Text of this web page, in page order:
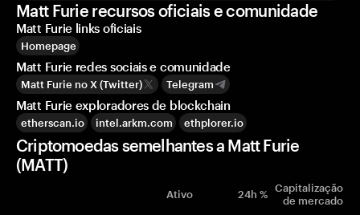
Matt Furie recursos oficiais e comunidade
Matt Furie links oficiais
Homepage
Matt Furie redes sociais e comunidade
Matt Furie no X (Twitter) Telegram
Matt Furie exploradores de blockchain
etherscan.io intel.arkm.com ethplorer.io
Criptomoedas semelhantes a Matt Furie
(MATT)
Ativo 24h % Capitalização
de mercado